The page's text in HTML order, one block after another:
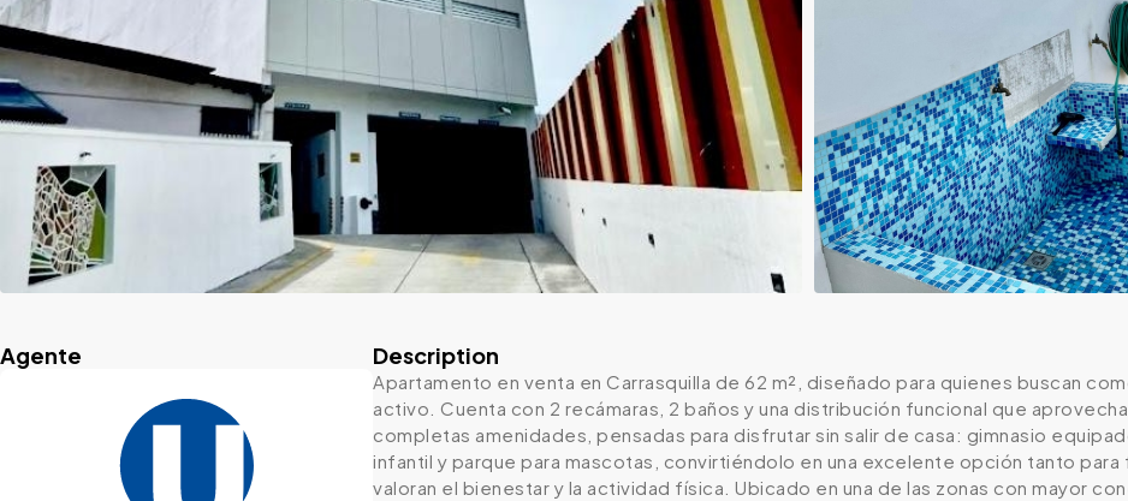
Agente Description
Apartamento en venta en Carrasquilla de 62 m², diseñado para quienes buscan
activo. Cuenta con 2 recámaras, 2 baños y una distribución funcional que
completas amenidades, pensadas para disfrutar sin salir de casa: gimnasio
infantil y parque para mascotas, convirtiéndolo en una excelente opción tanto
valoran el bienestar y la actividad física. Ubicado en una de las zonas con mayor